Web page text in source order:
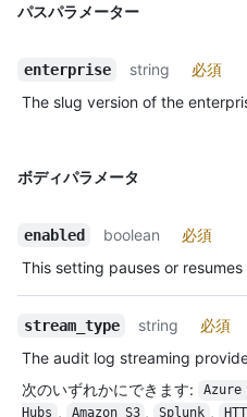
パスパラメーター
enterprise string
必須
The slug version of the
ボディパラメータ
enabled boolean
必須
This setting pauses or resumes
stream_type string
必須
The audit log streaming
次のいずれかにできます:
Hubs , Amazon S3 , Splunk ,